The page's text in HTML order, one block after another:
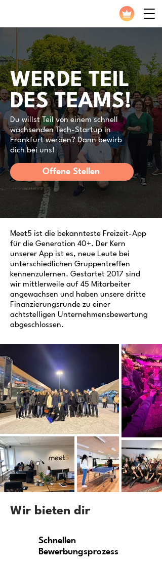
WERDE TEIL
DES TEAMS!
Du willst Teil von einem schnell
wachsenden Tech-Startup in
Frankfurt werden? Dann bewirb
dich bei uns!
Offene Stellen
Meet5 ist die bekannteste Freizeit-App
für die Generation 40+. Der Kern
unserer App ist es, neue Leute bei
unterschiedlichen Gruppentreffen
kennenzulernen. Gestartet 2017 sind
wir mittlerweile auf 45 Mitarbeiter
angewachsen und haben unsere dritte
Finanzierungsrunde zu einer
achtstelligen Unternehmensbewertung
abgeschlossen.
Wir bieten dir
Schnellen
Bewerbungsprozess